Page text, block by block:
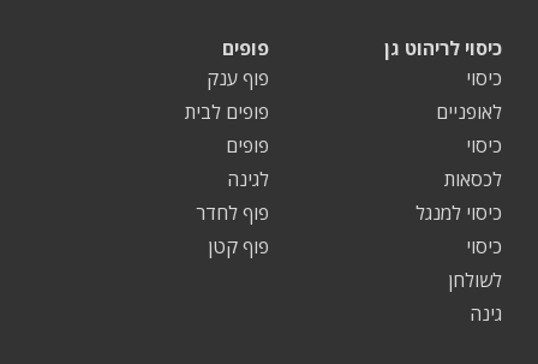
פופים
פוף ענק
פופים לבית
פופים
לגינה
פוף לחדר
פוף קטן
כיסוי לריהוט גן
כיסוי
לאופניים
כיסוי
לכסאות
כיסוי למנגל
כיסוי
לשולחן
גינה